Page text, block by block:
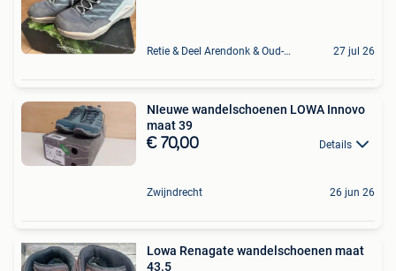
Retie & Deel Arendonk & Oud-Turnhout 27 jul 26
NIeuwe wandelschoenen LOWA Innovo
maat 39
€ 70,00 Details
Zwijndrecht 26 jun 26
Lowa Renagate wandelschoenen maat
43.5